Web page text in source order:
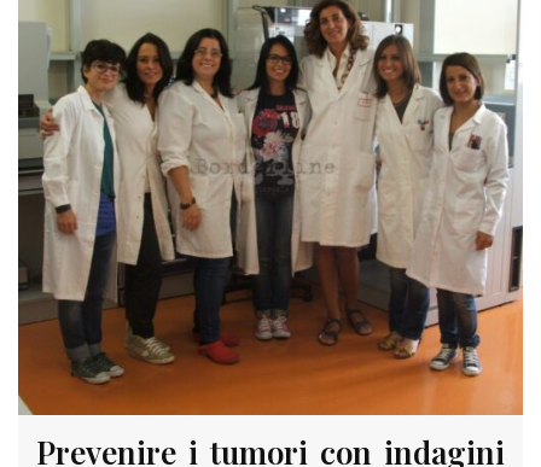
Prevenire i tumori con indagini